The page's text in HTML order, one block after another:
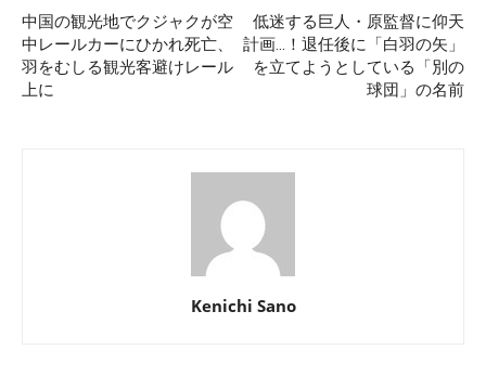
中国の観光地でクジャクが空
中レールカーにひかれ死亡、
羽をむしる観光客避けレール
上に
低迷する巨人・原監督に仰天
計画…！退任後に「白羽の矢」
を立てようとしている「別の
球団」の名前
Kenichi Sano